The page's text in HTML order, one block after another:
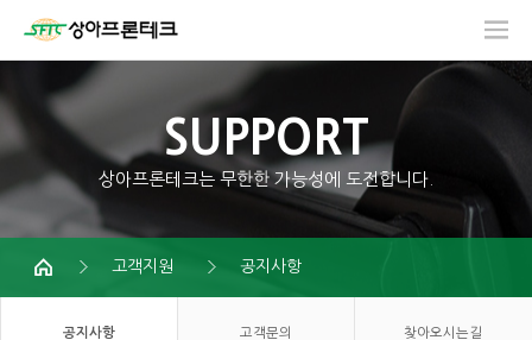
SUPPORT
상아프론테크는 무한한 가능성에 도전합니다.
고객지원 공지사항
공지사항 고객문의 찾아오시는길